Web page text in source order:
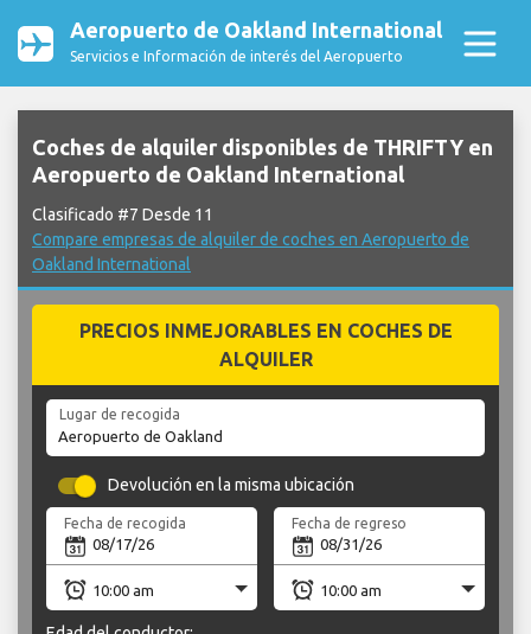
Aeropuerto de Oakland International
Servicios e Información de interés del Aeropuerto
Coches de alquiler disponibles de THRIFTY en
Aeropuerto de Oakland International
Clasificado #7 Desde 11
Compare empresas de alquiler de coches en Aeropuerto de
Oakland International
PRECIOS INMEJORABLES EN COCHES DE
ALQUILER
Lugar de recogida
Devolución en la misma ubicación
Fecha de recogida Fecha de regreso